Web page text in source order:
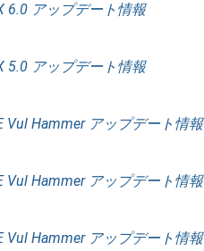
6.0 アップデート情報
5.0 アップデート情報
Vul Hammer アップデート情報
Vul Hammer アップデート情報
Vul Hammer アップデート情報